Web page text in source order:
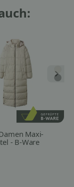
Maxi-
- B-Ware